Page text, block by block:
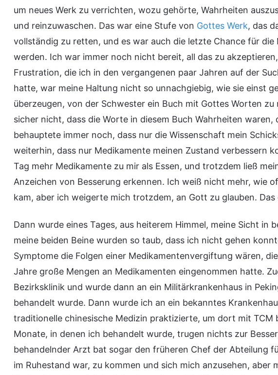
um neues Werk zu verrichten, wozu gehörte, Wahrheiten
und reinzuwaschen. Das war eine Stufe von Gottes Werk, das
vollständig zu retten, und es war auch die letzte Chance für
werden. Ich war immer noch nicht bereit, all das zu
Frustration, die ich in den vergangenen paar Jahren auf der
hatte, war meine Haltung nicht so unnachgiebig, wie sie einst
überzeugen, von der Schwester ein Buch mit Gottes Worten
sicher nicht, dass die Worte in diesem Buch Wahrheiten
behauptete immer noch, dass nur die Wissenschaft mein
weiterhin, dass nur Medikamente meinen Zustand verbessern
Tag mehr Medikamente zu mir als Essen, und trotzdem ließ
Anzeichen von Besserung erkennen. Ich weiß nicht mehr, wie
kam, aber ich weigerte mich trotzdem, an Gott zu glauben.
Dann wurde eines Tages, aus heiterem Himmel, meine Sicht in
meine beiden Beine wurden so taub, dass ich nicht gehen
Symptome die Folgen einer Medikamentenvergiftung wären,
Jahre große Mengen an Medikamenten eingenommen hatte.
Bezirksklinik und wurde dann an ein Militärkrankenhaus in
behandelt wurde. Dann wurde ich an ein bekanntes
traditionelle chinesische Medizin praktizierte, um dort mit TCM
Monate, in denen ich behandelt wurde, trugen nichts zur
behandelnder Arzt bat sogar den früheren Chef der Abteilung
im Ruhestand war, zu kommen und sich mich anzusehen, aber